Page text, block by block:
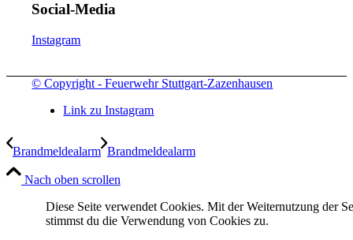
Social-Media
Instagram
© Copyright - Feuerwehr Stuttgart-Zazenhausen
Link zu Instagram
Brandmeldealarm Brandmeldealarm
Nach oben scrollen
Diese Seite verwendet Cookies. Mit der Weiternutzung der
stimmst du die Verwendung von Cookies zu.